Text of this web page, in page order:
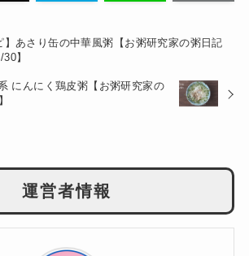
】あさり缶の中華風粥【お粥研究家の粥日記
】
にんにく鶏皮粥【お粥研究家の
運営者情報